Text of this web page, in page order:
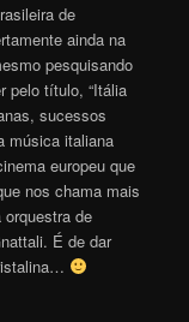
de
ainda na
pesquisando
pelo título, “Itália
sucessos
música italiana
europeu que
nos chama mais
de
É de dar